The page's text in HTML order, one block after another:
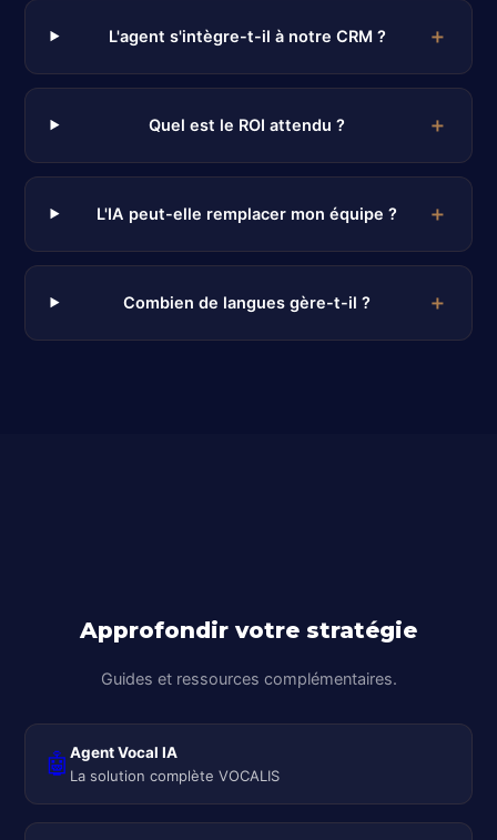
L'agent s'intègre-t-il à notre CRM ?
Quel est le ROI attendu ?
L'IA peut-elle remplacer mon équipe ?
Combien de langues gère-t-il ?
Approfondir votre stratégie
Guides et ressources complémentaires.
🤖Agent Vocal IA
La solution complète VOCALIS